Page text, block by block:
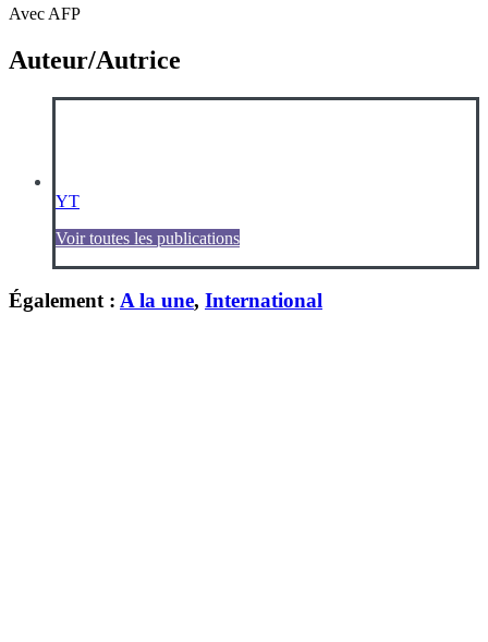
Avec AFP
Auteur/Autrice
YT
Voir toutes les publications
Également : A la une, International